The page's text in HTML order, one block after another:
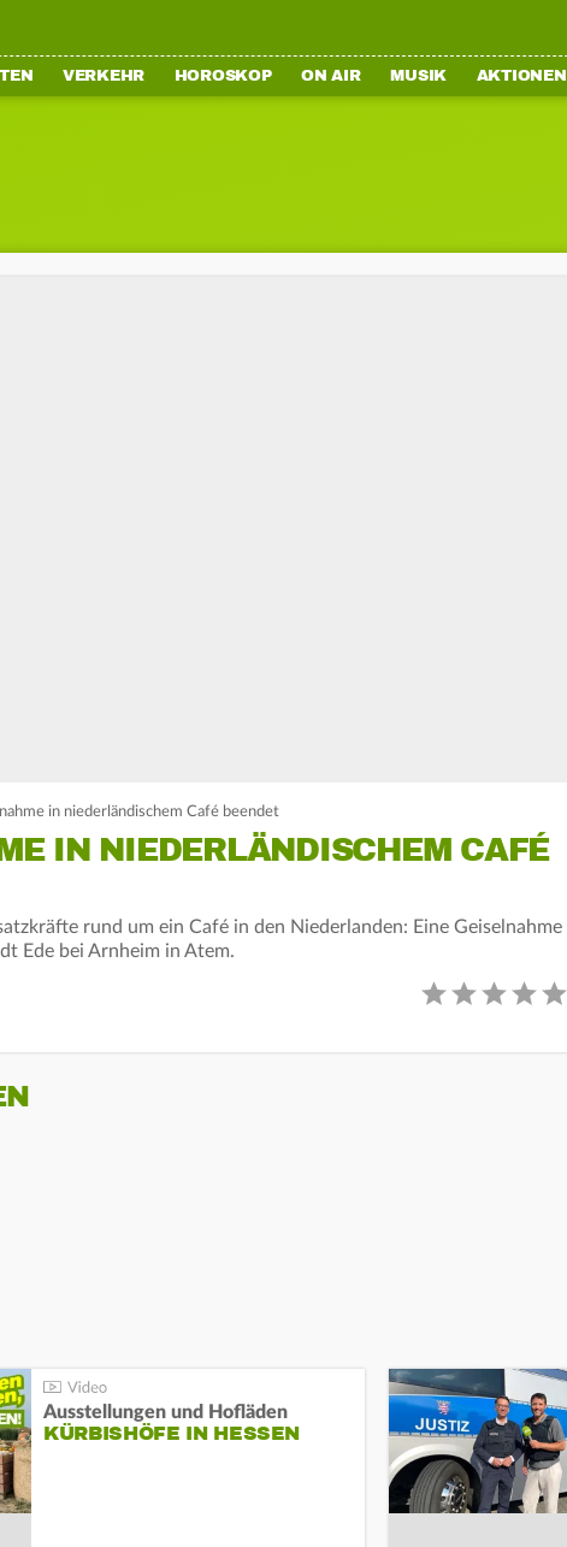
VERKEHR HOROSKOP ON AIR MUSIK AKTIONEN
in niederländischem Café beendet
IN NIEDERLÄNDISCHEM CAFÉ
rund um ein Café in den Niederlanden: Eine Geiselnahme
Ede bei Arnheim in Atem.
Ausstellungen und Hofläden
KÜRBISHÖFE IN HESSEN